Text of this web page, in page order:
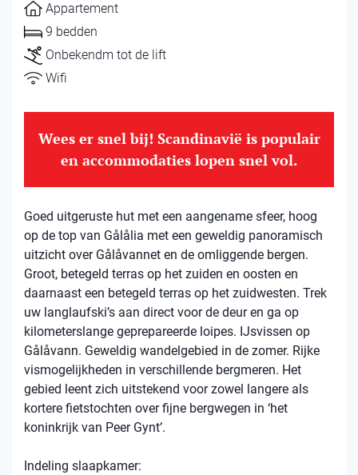
Appartement
9 bedden
Onbekendm tot de lift
Wifi
Wees er snel bij! Scandinavië is populair
en accommodaties lopen snel vol.
Goed uitgeruste hut met een aangename sfeer, hoog
op de top van Gålålia met een geweldig panoramisch
uitzicht over Gålåvannet en de omliggende bergen.
Groot, betegeld terras op het zuiden en oosten en
daarnaast een betegeld terras op het zuidwesten. Trek
uw langlaufski’s aan direct voor de deur en ga op
kilometerslange geprepareerde loipes. IJsvissen op
Gålåvann. Geweldig wandelgebied in de zomer. Rijke
vismogelijkheden in verschillende bergmeren. Het
gebied leent zich uitstekend voor zowel langere als
kortere fietstochten over fijne bergwegen in ‘het
koninkrijk van Peer Gynt’.
Indeling slaapkamer: